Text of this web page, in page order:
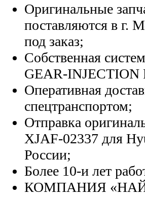
Оригинальные
поставляются в г.
под заказ;
Собственная
GEAR-INJECTION
Оперативная
спецтранспортом;
Отправка
XJAF-02337 для
России;
Более 10-и лет
КОМПАНИЯ